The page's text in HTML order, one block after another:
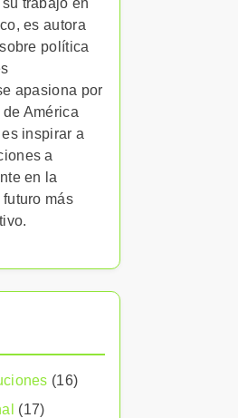
trabajo en
es autora
política
apasiona por
América
inspirar a
a
en la
más
(16)
(17)